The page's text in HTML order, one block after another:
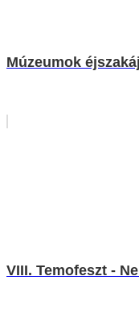
Múzeumok
VIII. Temofeszt -